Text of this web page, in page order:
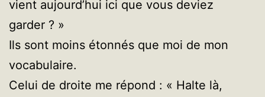
vient aujourd’hui ici que vous deviez
garder ? »
Ils sont moins étonnés que moi de mon
vocabulaire.
Celui de droite me répond : « Halte là,